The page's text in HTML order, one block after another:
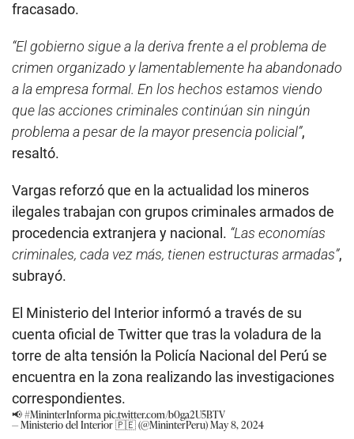
fracasado.
“El gobierno sigue a la deriva frente a el problema de
crimen organizado y lamentablemente ha abandonado
a la empresa formal. En los hechos estamos viendo
que las acciones criminales continúan sin ningún
problema a pesar de la mayor presencia policial”,
resaltó.
Vargas reforzó que en la actualidad los mineros
ilegales trabajan con grupos criminales armados de
procedencia extranjera y nacional. “Las economías
criminales, cada vez más, tienen estructuras armadas”,
subrayó.
El Ministerio del Interior informó a través de su
cuenta oficial de Twitter que tras la voladura de la
torre de alta tensión la Policía Nacional del Perú se
encuentra en la zona realizando las investigaciones
correspondientes.
📢#MininterInformapic.twitter.com/b0ga2U5BTV
— Ministerio del Interior 🇵🇪 (@MininterPeru)May 8, 2024